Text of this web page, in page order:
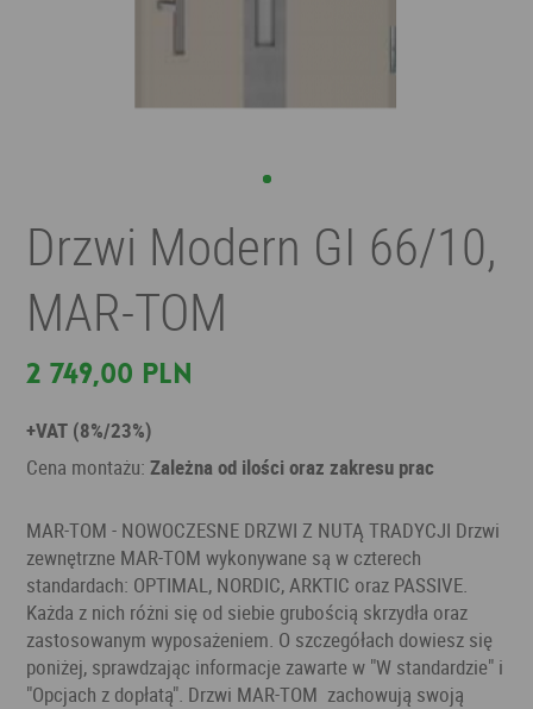
Drzwi Modern GI 66/10,
MAR-TOM
2 749,00 PLN
+VAT (8%/23%)
Cena montażu:Zależna od ilości oraz zakresu prac
MAR-TOM - NOWOCZESNE DRZWI Z NUTĄ TRADYCJI Drzwi
zewnętrzne MAR-TOM wykonywane są w czterech
standardach: OPTIMAL, NORDIC, ARKTIC oraz PASSIVE.
Każda z nich różni się od siebie grubością skrzydła oraz
zastosowanym wyposażeniem. O szczegółach dowiesz się
poniżej, sprawdzając informacje zawarte w "W standardzie" i
"Opcjach z dopłatą". Drzwi MAR-TOM zachowują swoją